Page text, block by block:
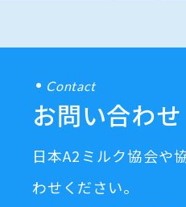
Contact
お問い合わせ
日本A2ミルク協会や
わせください。